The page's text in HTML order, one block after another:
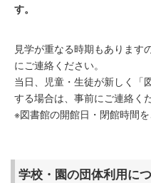
す。
見学が重なる時期もあります
にご連絡ください。
当日、児童・生徒が新しく「
する場合は、事前にご連絡くだ
※図書館の開館日・閉館時間を
学校・園の団体利用に